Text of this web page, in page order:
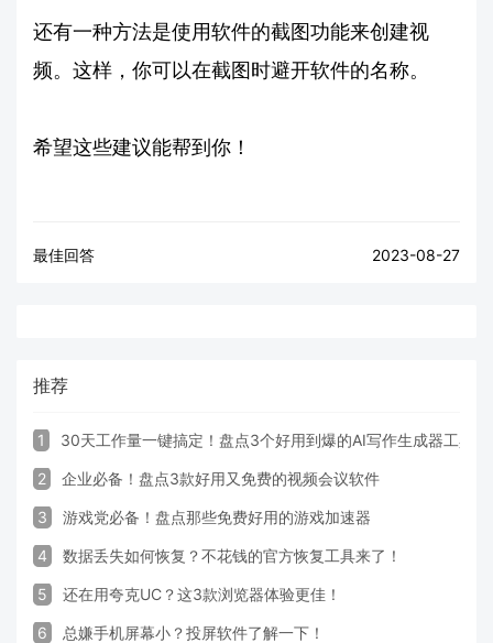
还有一种方法是使用软件的截图功能来创建视
频。这样，你可以在截图时避开软件的名称。
希望这些建议能帮到你！
最佳回答 2023-08-27
推荐
1 30天工作量一键搞定！盘点3个好用到爆的AI写作生成器工具
2 企业必备！盘点3款好用又免费的视频会议软件
3 游戏党必备！盘点那些免费好用的游戏加速器
4 数据丢失如何恢复？不花钱的官方恢复工具来了！
5 还在用夸克UC？这3款浏览器体验更佳！
6 总嫌手机屏幕小？投屏软件了解一下！